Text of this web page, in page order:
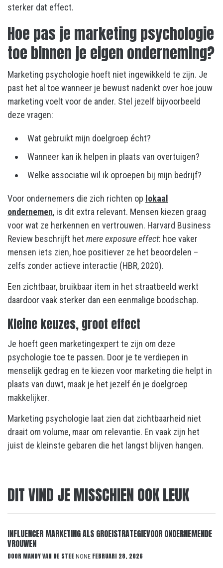
sterker dat effect.
Hoe pas je marketing psychologie
toe binnen je eigen onderneming?
Marketing psychologie hoeft niet ingewikkeld te zijn. Je
past het al toe wanneer je bewust nadenkt over hoe jouw
marketing voelt voor de ander. Stel jezelf bijvoorbeeld
deze vragen:
Wat gebruikt mijn doelgroep écht?
Wanneer kan ik helpen in plaats van overtuigen?
Welke associatie wil ik oproepen bij mijn bedrijf?
Voor ondernemers die zich richten op lokaal
ondernemen, is dit extra relevant. Mensen kiezen graag
voor wat ze herkennen en vertrouwen. Harvard Business
Review beschrijft het mere exposure effect: hoe vaker
mensen iets zien, hoe positiever ze het beoordelen –
zelfs zonder actieve interactie (HBR, 2020).
Een zichtbaar, bruikbaar item in het straatbeeld werkt
daardoor vaak sterker dan een eenmalige boodschap.
Kleine keuzes, groot effect
Je hoeft geen marketingexpert te zijn om deze
psychologie toe te passen. Door je te verdiepen in
menselijk gedrag en te kiezen voor marketing die helpt in
plaats van duwt, maak je het jezelf én je doelgroep
makkelijker.
Marketing psychologie laat zien dat zichtbaarheid niet
draait om volume, maar om relevantie. En vaak zijn het
juist de kleinste gebaren die het langst blijven hangen.
DIT VIND JE MISSCHIEN OOK LEUK
INFLUENCER MARKETING ALS GROEISTRATEGIEVOOR ONDERNEMENDE
VROUWEN
DOOR MANDY VAN DE STEE NONE FEBRUARI 28, 2026